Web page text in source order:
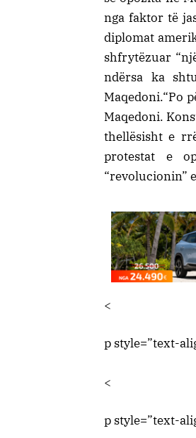
nga faktor të
diplomat
shfrytëzuar
ndërsa ka
Maqedoni.“Po
Maqedoni.
thellësisht e
protestat e
“revolucionin”
<
p style=”text-
<
p style=”text-